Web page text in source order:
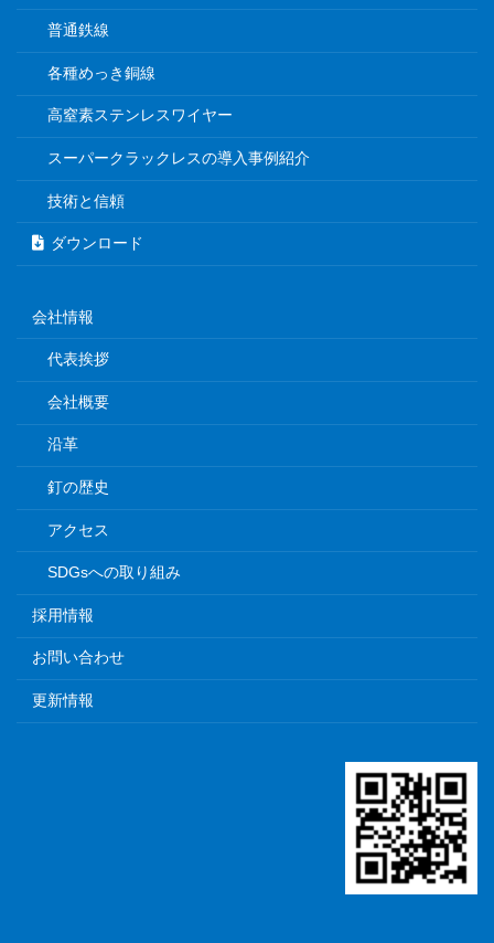
普通鉄線
各種めっき銅線
高窒素ステンレスワイヤー
スーパークラックレスの導入事例紹介
技術と信頼
ダウンロード
会社情報
代表挨拶
会社概要
沿革
釘の歴史
アクセス
SDGsへの取り組み
採用情報
お問い合わせ
更新情報